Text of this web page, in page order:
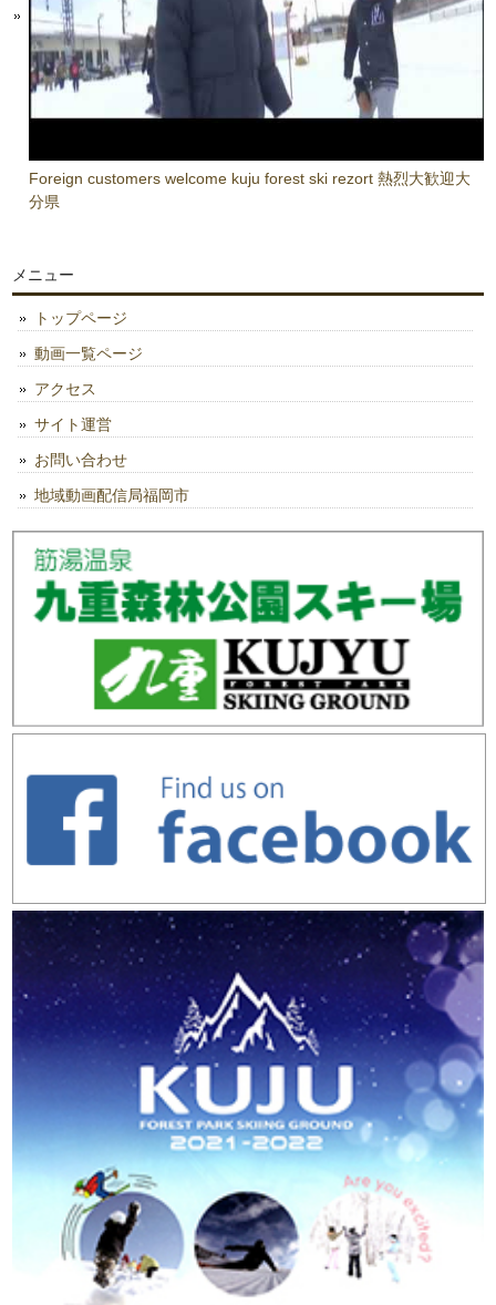
Foreign customers welcome kuju forest ski rezort 熱烈大歓迎大
分県
メニュー
トップページ
動画一覧ページ
アクセス
サイト運営
お問い合わせ
地域動画配信局福岡市